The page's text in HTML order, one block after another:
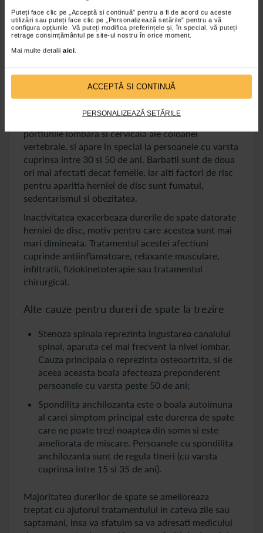
Puteți face clic pe „Acceptă si continuă” pentru a fi de acord cu aceste
utilizări sau puteți face clic pe „Personalizează setările” pentru a vă
configura opțiunile. Vă puteți modifica preferințele și, în special, vă puteți
retrage consimțământul pe site-ul nostru în orice moment.
Mai multe detalii aici
ACCEPTĂ SI CONTINUĂ
PERSONALIZEAZĂ SETĂRILE
infiltratii cu corticosteroizi, kinetoterapie sau
tratamentul chirurgical.
Hernia de disc este o afectiune care apare atunci
cand un disc intervertebral se deterioreaza, ceea ce
discului) sa se deplaseze catre canalul medular.
Hernierea unui disc afecteaza cel mai frecvent
portiunile lombara si cervicala ale coloanei
vertebrale, si apare in special la persoanele cu varsta
cuprinsa intre 30 si 50 de ani. Barbatii sunt de doua
ori mai afectati decat femeile, iar alti factori de risc
pentru aparitia herniei de disc sunt fumatul,
sedentarismul si obezitatea.
Inactivitatea exacerbeaza durerile de spate datorate
herniei de disc, motiv pentru care acestea sunt mai
mari dimineata. Tratamentul acestei afectiuni
cuprinde antiinflamatoare, relaxante musculare,
infiltratii, fiziokinetoterapie sau tratamentul
chirurgical.
Alte cauze pentru dureri de spate la trezire
Stenoza spinala reprezinta ingustarea canalului
spinal, aparuta cel mai frecvent la nivel lombar.
Cauza principala o reprezinta osteoartrita, si de
aceea aceasta boala afecteaza preponderent
persoanele cu varsta peste 50 de ani;
Spondilita anchilozanta este o boala autoimuna
al carei simptom principal este durerea de spate
care ne poate trezi noaptea din somn si este
ameliorata de miscare. Persoanele cu spondilita
anchilozanta sunt de regula tineri (cu varsta
cuprinsa intre 15 si 35 de ani).
Majoritatea durerilor de spate se amelioreaza
treptat cu ajutorul tratamentului in cateva zile sau
saptamani, insa va sfatuim sa va adresati medicului